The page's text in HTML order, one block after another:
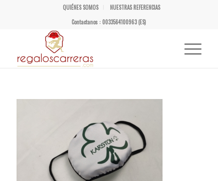
QUIÉNES SOMOS
NUESTRAS REFERENCIAS
Contactanos : 0033564100963 (ES)